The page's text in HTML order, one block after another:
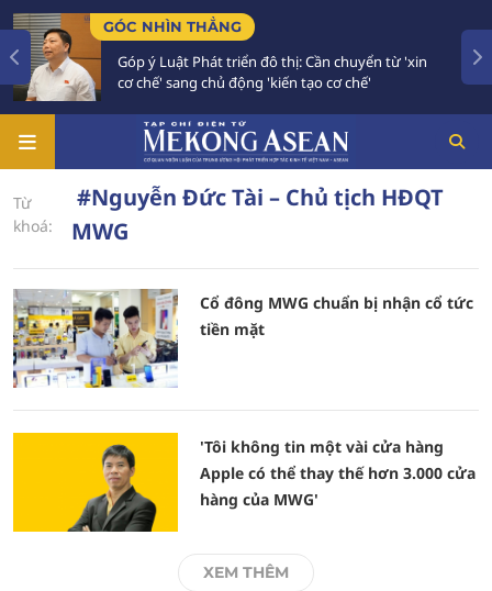
GÓC NHÌN THẲNG
Góp ý Luật Phát triển đô thị: Cần chuyển từ 'xin
cơ chế' sang chủ động 'kiến tạo cơ chế'
Từ
khoá:
#Nguyễn Đức Tài – Chủ tịch HĐQT
MWG
Cổ đông MWG chuẩn bị nhận cổ tức
tiền mặt
'Tôi không tin một vài cửa hàng
Apple có thể thay thế hơn 3.000 cửa
hàng của MWG'
XEM THÊM